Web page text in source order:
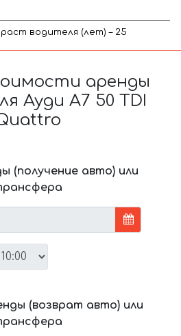
водителя (лет) – 25
аренды
Ауди A7 50 TDI
(получение авто) или
(возврат авто) или